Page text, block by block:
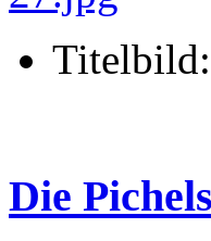
Titelbild:
Die